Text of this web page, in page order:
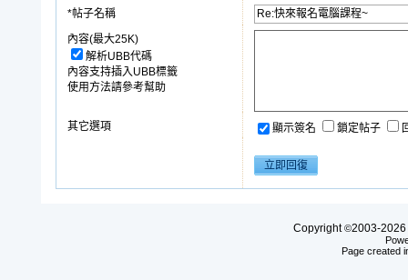
*帖子名稱
內容(最大25K)
解析UBB代碼
內容支持插入UBB標籤
使用方法請參考幫助
其它選項 顯示簽名 鎖定帖子
Copyright©2003-2026
Page created